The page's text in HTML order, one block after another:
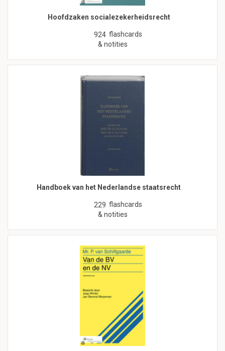
Hoofdzaken socialezekerheidsrecht
924 flashcards
& notities
Handboek van het Nederlandse staatsrecht
229 flashcards
& notities